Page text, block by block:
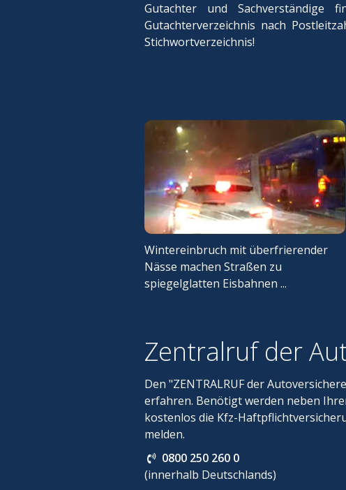
Gutachter und Sachverständige
Gutachterverzeichnis nach
Stichwortverzeichnis!
Wintereinbruch mit überfrierender
Nässe machen Straßen zu
spiegelglatten Eisbahnen ...
Zentralruf der
Den "ZENTRALRUF der
erfahren. Benötigt werden neben
kostenlos die Kfz-
melden.
0800 250 260 0
(innerhalb Deutschlands)